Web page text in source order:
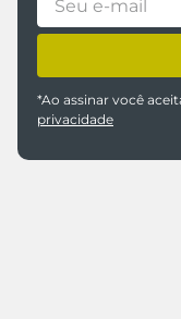
*Ao assinar você
privacidade